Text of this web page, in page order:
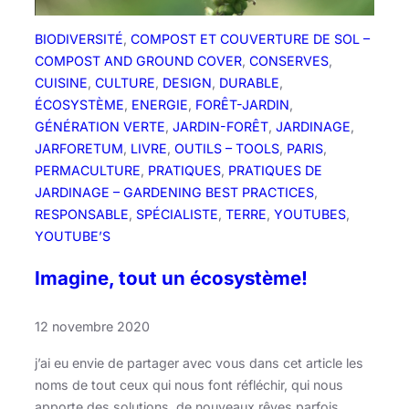
m
s
e
d
a
BIODIVERSITÉ, COMPOST ET COUVERTURE DE SOL –
COMPOST AND GROUND COVER, CONSERVES
CUISINE, CULTURE, DESIGN, DURABLE
ÉCOSYSTÈME, ENERGIE, FORÊT-JARDIN
GÉNÉRATION VERTE, JARDIN-FORÊT, JARDINAGE
JARFORETUM, LIVRE, OUTILS – TOOLS, PARIS
PERMACULTURE, PRATIQUES, PRATIQUES DE
JARDINAGE – GARDENING BEST PRACTICES
RESPONSABLE, SPÉCIALISTE, TERRE, YOUTUBES
YOUTUBE’S
Imagine, tout un écosystème!
12 novembre 2020
j’ai eu envie de partager avec vous dans cet article les
noms de tout ceux qui nous font réfléchir, qui nous